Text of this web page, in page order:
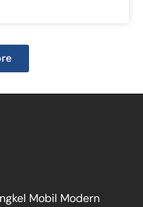
Mobil Modern